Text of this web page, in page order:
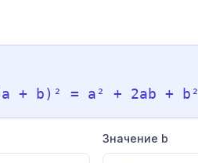
+ b)² = a² + 2ab + b²
Значение b